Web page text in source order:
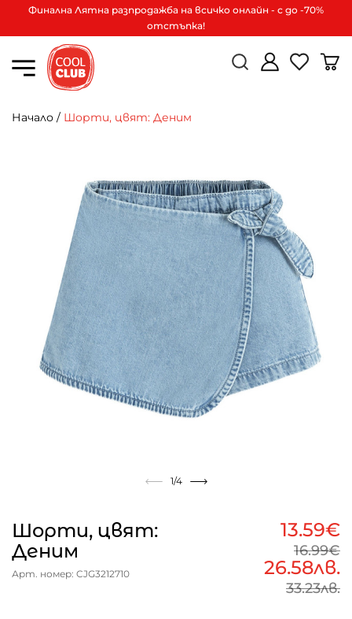
Финална Лятна разпродажба на всичко онлайн - с до -70%
отстъпка!
Начало / Шорти, цвят: Деним
1/4
Шорти, цвят:
Деним
Арт. номер: CJG3212710
13.59€
16.99€
26.58лв.
33.23лв.